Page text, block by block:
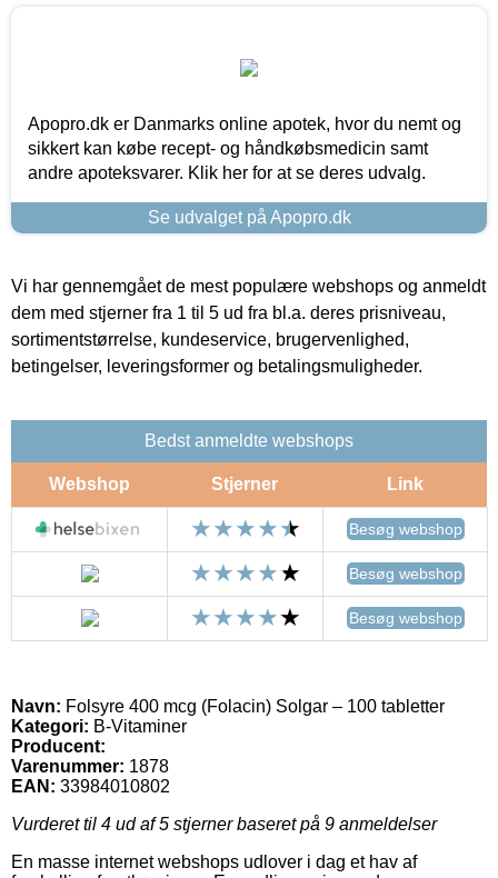
Apopro.dk er Danmarks online apotek, hvor du nemt og
sikkert kan købe recept- og håndkøbsmedicin samt
andre apoteksvarer. Klik her for at se deres udvalg.
Se udvalget på Apopro.dk
Vi har gennemgået de mest populære webshops og anmeldt
dem med stjerner fra 1 til 5 ud fra bl.a. deres prisniveau,
sortimentstørrelse, kundeservice, brugervenlighed,
betingelser, leveringsformer og betalingsmuligheder.
Bedst anmeldte webshops
Webshop Stjerner Link
Besøg webshop
Besøg webshop
Besøg webshop
Navn: Folsyre 400 mcg (Folacin) Solgar – 100 tabletter
Kategori: B-Vitaminer
Producent:
Varenummer: 1878
EAN: 33984010802
Vurderet til 4 ud af 5 stjerner baseret på 9 anmeldelser
En masse internet webshops udlover i dag et hav af